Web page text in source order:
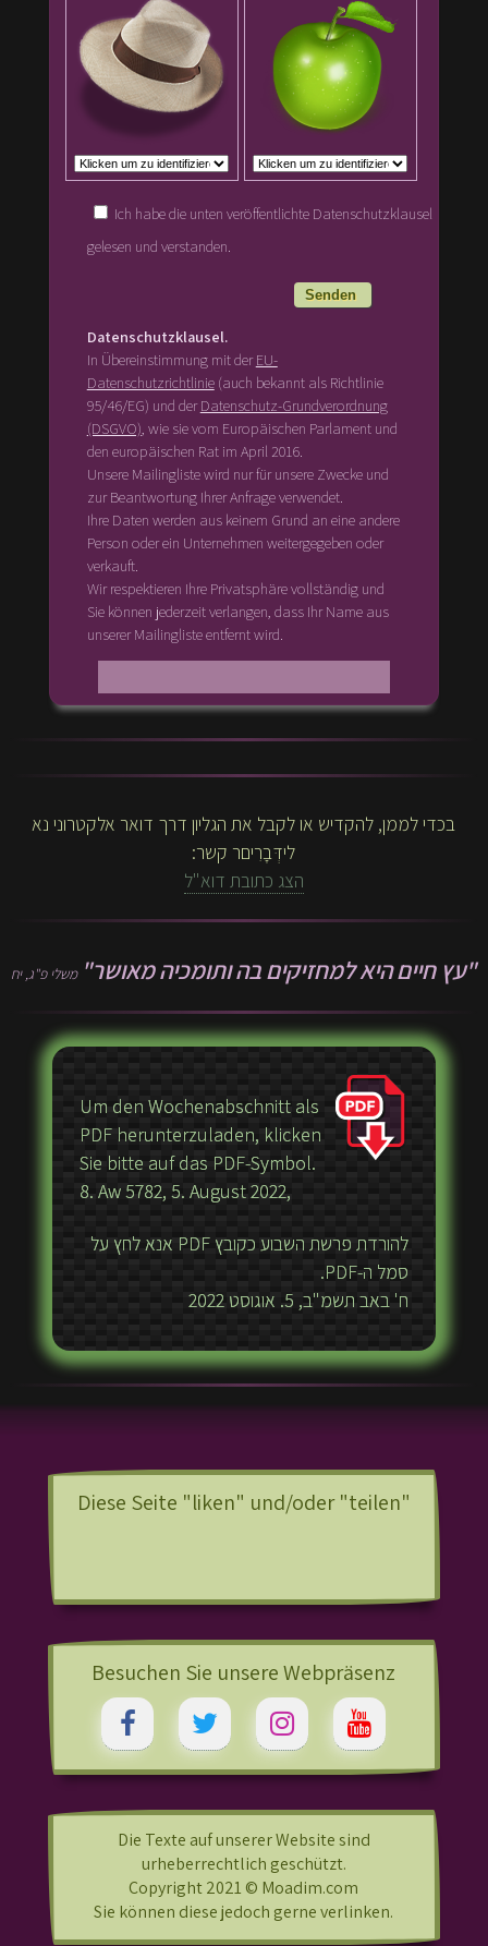
Ich habe die unten veröffentlichte Datenschutzklausel
gelesen und verstanden.
Datenschutzklausel.
In Übereinstimmung mit derEU-
Datenschutzrichtlinie(auch bekannt als Richtlinie
95/46/EG) und derDatenschutz-Grundverordnung
(DSGVO), wie sie vom Europäischen Parlament und
den europäischen Rat im April 2016.
Unsere Mailingliste wird nur für unsere Zwecke und
zur Beantwortung Ihrer Anfrage verwendet.
Ihre Daten werden aus keinem Grund an eine andere
Person oder ein Unternehmen weitergegeben oder
verkauft.
Wir respektieren Ihre Privatsphäre vollständig und
Sie können jederzeit verlangen, dass Ihr Name aus
unserer Mailingliste entfernt wird.
בכדי לממן, להקדיש או לקבל את הגליון דרך דואר אלקטרוני נא
לידְּבָרִיםר קשר:
הצג כתובת דוא"ל
"עץ חיים היא למחזיקים בה ותומכיה מאושר" משלי פ"ג, יח
Um den Wochenabschnitt als
PDF herunterzuladen, klicken
Sie bitte auf das PDF-Symbol.
8. Aw 5782, 5. August 2022,
להורדת פרשת השבוע כקובץ PDF אנא לחץ על
סמל ה-PDF.
ח' באב תשמ"ב, 5. אוגוסט 2022
Diese Seite "liken" und/oder "teilen"
Besuchen Sie unsere Webpräsenz
Die Texte auf unserer Website sind
urheberrechtlich geschützt.
Copyright 2021 © Moadim.com
Sie können diese jedoch gerne verlinken.